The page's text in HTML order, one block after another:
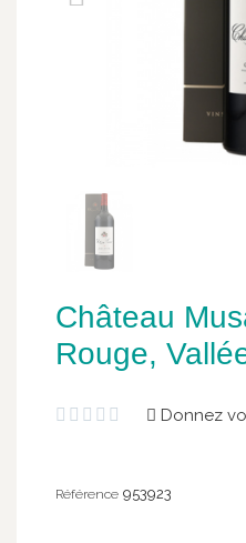
Château
Rouge,
     Donnez
Référence 953923